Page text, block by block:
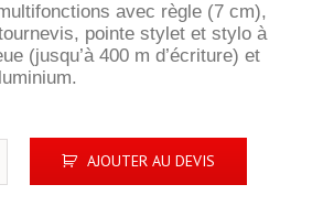
avec règle (7 cm),
pointe stylet et stylo à
(jusqu’à 400 m d’écriture) et
AJOUTER AU DEVIS